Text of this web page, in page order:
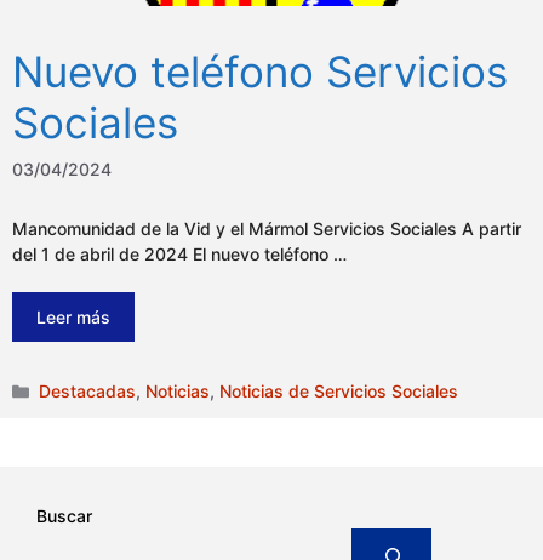
Nuevo teléfono Servicios
Sociales
03/04/2024
Mancomunidad de la Vid y el Mármol Servicios Sociales A partir
del 1 de abril de 2024 El nuevo teléfono …
Leer más
Categorías
Destacadas, Noticias, Noticias de Servicios Sociales
Buscar